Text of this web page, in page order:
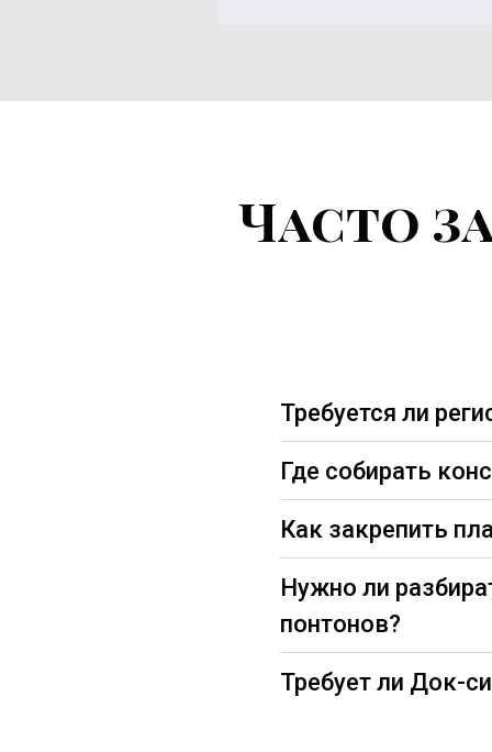
Часто
Требуется ли
Где собирать
Как закрепить
Нужно ли
понтонов?
Требует ли Док-